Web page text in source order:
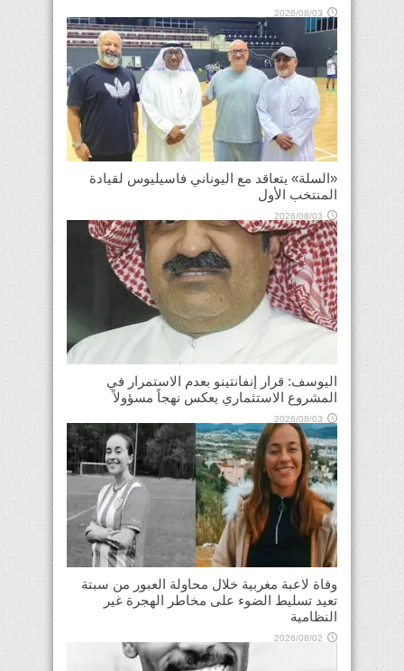
2026/08/03
«السلة» يتعاقد مع اليوناني فاسيليوس لقيادة
المنتخب الأول
2026/08/03
اليوسف: قرار إنفانتينو بعدم الاستمرار في
المشروع الاستثماري يعكس نهجاً مسؤولاً
2026/08/03
وفاة لاعبة مغربية خلال محاولة العبور من سبتة
تعيد تسليط الضوء على مخاطر الهجرة غير
النظامية
2026/08/02